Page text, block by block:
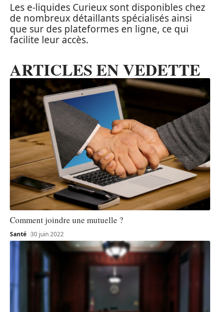
Les e-liquides Curieux sont disponibles chez
de nombreux détaillants spécialisés ainsi
que sur des plateformes en ligne, ce qui
facilite leur accès.
ARTICLES EN VEDETTE
Comment joindre une mutuelle ?
Santé 30 juin 2022